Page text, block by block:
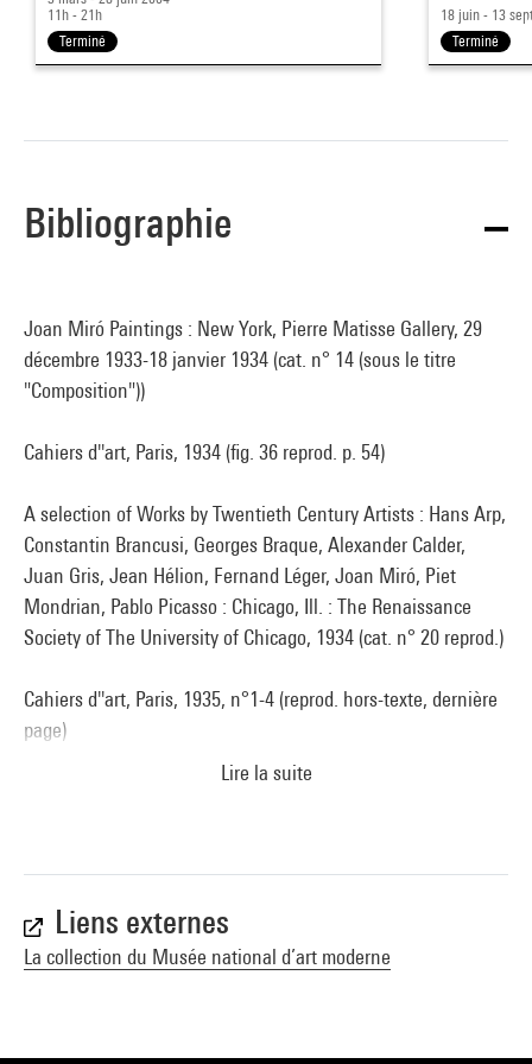
11h - 21h
Terminé
18 juin - 13
Terminé
Bibliographie
Joan Miró Paintings : New York, Pierre Matisse Gallery, 29
décembre 1933-18 janvier 1934 (cat. n° 14 (sous le titre
"Composition"))
Cahiers d''art, Paris, 1934 (fig. 36 reprod. p. 54)
A selection of Works by Twentieth Century Artists : Hans Arp,
Constantin Brancusi, Georges Braque, Alexander Calder,
Juan Gris, Jean Hélion, Fernand Léger, Joan Miró, Piet
Mondrian, Pablo Picasso : Chicago, Ill. : The Renaissance
Society of The University of Chicago, 1934 (cat. n° 20 reprod.)
Cahiers d''art, Paris, 1935, n°1-4 (reprod. hors-texte, dernière
page)
1960 (fig. 58 reprod.)
DUPIN (Jacques). - Miró. - Paris : Flammarion, 1961 (cat. n°
Lire la suite
Liens externes
La collection du Musée national d’art moderne